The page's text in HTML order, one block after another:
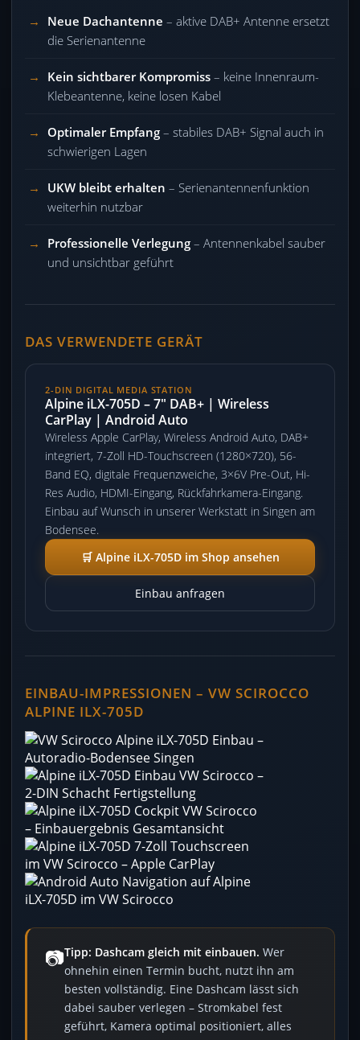
Neue Dachantenne – aktive DAB+ Antenne ersetzt
die Serienantenne
Kein sichtbarer Kompromiss – keine Innenraum-
Klebeantenne, keine losen Kabel
Optimaler Empfang – stabiles DAB+ Signal auch in
schwierigen Lagen
UKW bleibt erhalten – Serienantennenfunktion
weiterhin nutzbar
Professionelle Verlegung – Antennenkabel sauber
und unsichtbar geführt
DAS VERWENDETE GERÄT
2-DIN DIGITAL MEDIA STATION
Alpine iLX-705D – 7″ DAB+ | Wireless
CarPlay | Android Auto
Wireless Apple CarPlay, Wireless Android Auto, DAB+
integriert, 7-Zoll HD-Touchscreen (1280×720), 56-
Band EQ, digitale Frequenzweiche, 3×6V Pre-Out, Hi-
Res Audio, HDMI-Eingang, Rückfahrkamera-Eingang.
Einbau auf Wunsch in unserer Werkstatt in Singen am
Bodensee.
🛒 Alpine iLX-705D im Shop ansehen
Einbau anfragen
EINBAU-IMPRESSIONEN – VW SCIROCCO
ALPINE ILX-705D
📷Tipp: Dashcam gleich mit einbauen. Wer
ohnehin einen Termin bucht, nutzt ihn am
besten vollständig. Eine Dashcam lässt sich
dabei sauber verlegen – Stromkabel fest
geführt, Kamera optimal positioniert, alles